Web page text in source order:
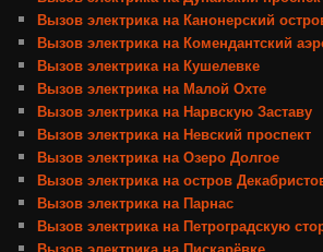
Вызов электрика на Канонерский
Вызов электрика на Комендантский
Вызов электрика на Кушелевке
Вызов электрика на Малой Охте
Вызов электрика на Нарвскую Заставу
Вызов электрика на Невский проспект
Вызов электрика на Озеро Долгое
Вызов электрика на остров
Вызов электрика на Парнас
Вызов электрика на Петроградскую